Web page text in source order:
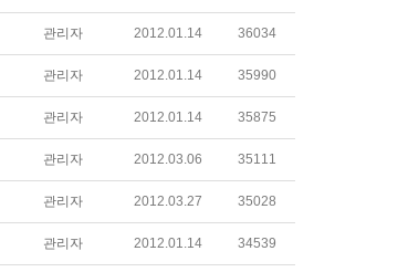
관리자 2012.01.14 36034
관리자 2012.01.14 35990
관리자 2012.01.14 35875
관리자 2012.03.06 35111
관리자 2012.03.27 35028
관리자 2012.01.14 34539